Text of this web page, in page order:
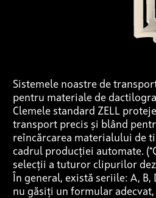
Sistemele noastre de
pentru materiale de
Clemele standard ZELL
transport precis și blând
reîncărcarea materialului de
cadrul producției automate.
selecții a tuturor clipurilor
În general, există seriile: A, B,
nu găsiți un formular